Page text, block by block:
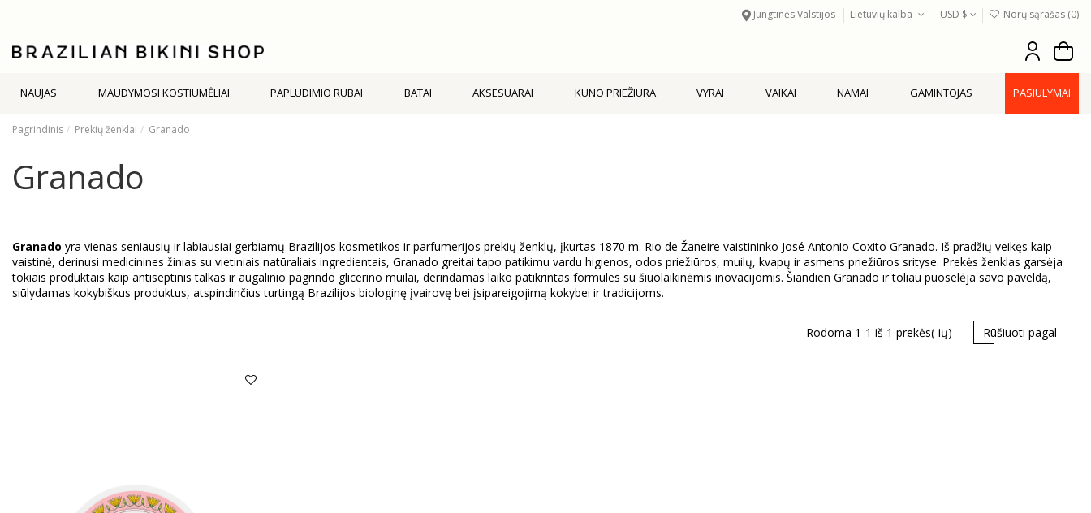
Jungtinės Valstijos Lietuvių kalba USD $ Norų sąrašas (0)
NAUJAS MAUDYMOSI KOSTIUMĖLIAI PAPLŪDIMIO RŪBAI BATAI AKSESUARAI KŪNO PRIEŽIŪRA VYRAI VAIKAI NAMAI GAMINTOJAS PASIŪLYMAI
Pagrindinis Prekių ženklai Granado
Granado
Granado yra vienas seniausių ir labiausiai gerbiamų Brazilijos kosmetikos ir parfumerijos prekių ženklų, įkurtas 1870 m. Rio de Žaneire vaistininko José Antonio Coxito Granado. Iš pradžių veikęs kaip
vaistinė, derinusi medicinines žinias su vietiniais natūraliais ingredientais, Granado greitai tapo patikimu vardu higienos, odos priežiūros, muilų, kvapų ir asmens priežiūros srityse. Prekės ženklas garsėja
tokiais produktais kaip antiseptinis talkas ir augalinio pagrindo glicerino muilai, derindamas laiko patikrintas formules su šiuolaikinėmis inovacijomis. Šiandien Granado ir toliau puoselėja savo paveldą,
siūlydamas kokybiškus produktus, atspindinčius turtingą Brazilijos biologinę įvairovę bei įsipareigojimą kokybei ir tradicijoms.
Rodoma 1-1 iš 1 prekės(-ių) Rūšiuoti pagal